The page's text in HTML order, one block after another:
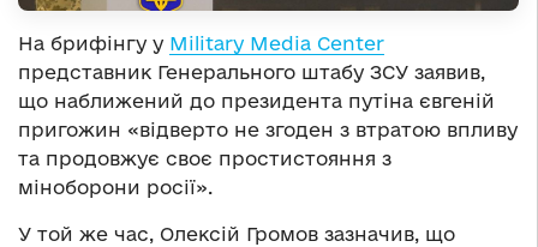
На брифінгу у Military Media Center
представник Генерального штабу ЗСУ заявив,
що наближений до президента путіна євгеній
пригожин «відверто не згоден з втратою впливу
та продовжує своє простистояння з
міноборони росії».
У той же час, Олексій Громов зазначив, що